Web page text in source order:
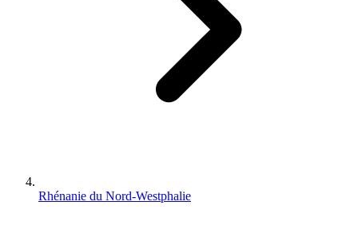
Rhénanie du Nord-Westphalie